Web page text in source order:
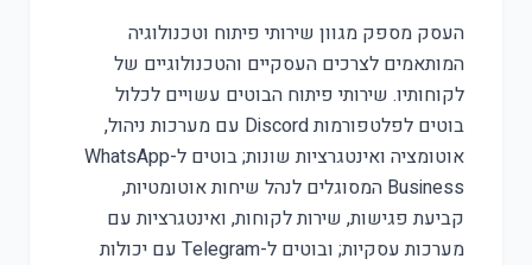
העסק מספק מגוון שירותי פיתוח וטכנולוגיה
המותאמים לצרכים העסקיים והטכנולוגיים של
לקוחותיו. שירותי פיתוח הבוטים עשויים לכלול
בוטים לפלטפורמות Discord עם מערכות ניהול,
אוטומציה ואינטגרציות שונות; בוטים ל-WhatsApp
Business המסוגלים לנהל שיחות אוטומטיות,
קביעת פגישות, שירות לקוחות, ואינטגרציות עם
מערכות עסקיות; ובוטים ל-Telegram עם יכולות